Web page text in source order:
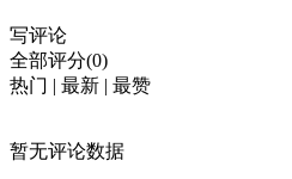
写评论
全部评分(0)
热门 | 最新 | 最赞
暂无评论数据